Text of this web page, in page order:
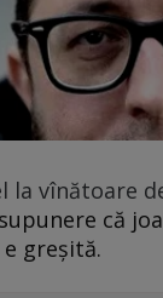
la vînătoare
că
greșită.